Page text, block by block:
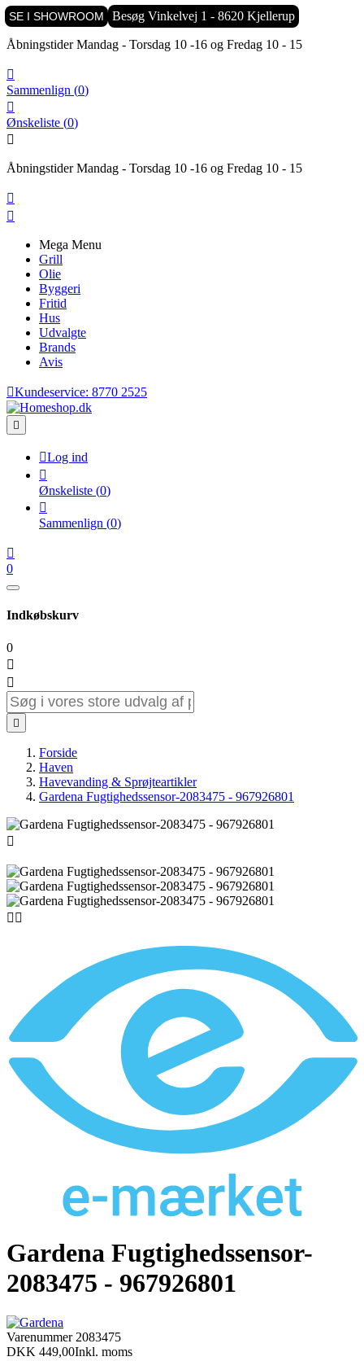

Åbningstider Mandag - Torsdag 10 -16 og Fredag 10 - 15

Sammenlign (0)

Ønskeliste (0)

Åbningstider Mandag - Torsdag 10 -16 og Fredag 10 - 15


Mega Menu
Grill
Olie
Byggeri
Fritid
Hus
Udvalgte
Brands
Avis
Kundeservice: 8770 2525

Log ind

Ønskeliste (0)

Sammenlign (0)

0
Indkøbskurv
0



Forside
Haven
Havevanding & Sprøjteartikler
Gardena Fugtighedssensor-2083475 - 967926801
SE I SHOWROOM Besøg Vinkelvej 1 - 8620 Kjellerup

 
Gardena Fugtighedssensor-
2083475 - 967926801
Varenummer 2083475
DKK 449,00Inkl. moms